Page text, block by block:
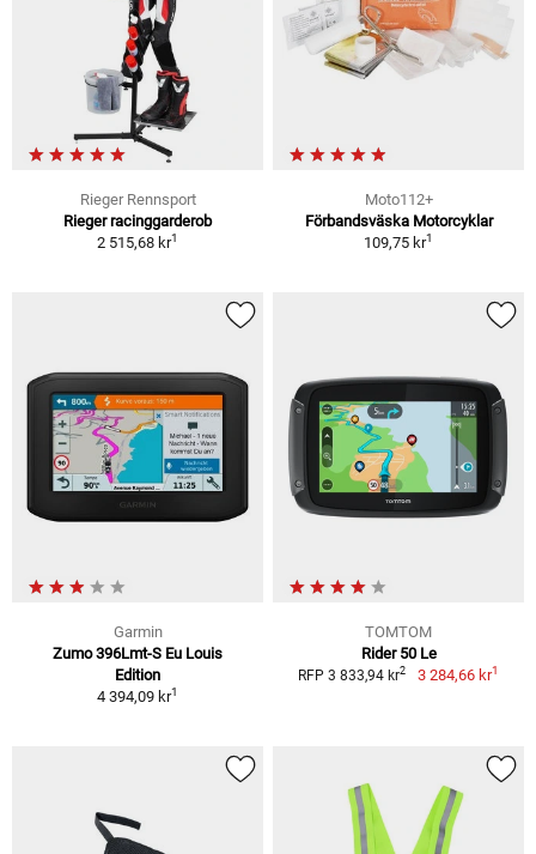
Rieger Rennsport
Rieger racinggarderob
2 515,68 kr1
Moto112+
Förbandsväska Motorcyklar
109,75 kr1
Garmin
Zumo 396Lmt-S Eu Louis
Edition
4 394,09 kr1
TOMTOM
Rider 50 Le
RFP 3 833,94 kr2 3 284,66 kr1